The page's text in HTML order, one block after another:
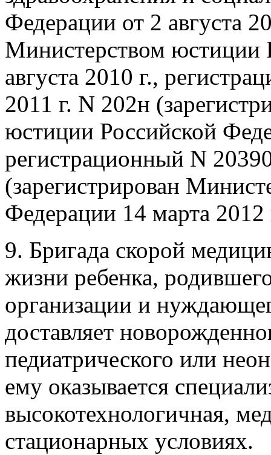
Федерации от 2 августа
Министерством юстиции
августа 2010 г.,
2011 г. N 202н
юстиции Российской
регистрационный N
(зарегистрирован
Федерации 14 марта
9. Бригада скорой
жизни ребенка,
организации и
доставляет
педиатрического или
ему оказывается
высокотехнологичная,
стационарных условиях.